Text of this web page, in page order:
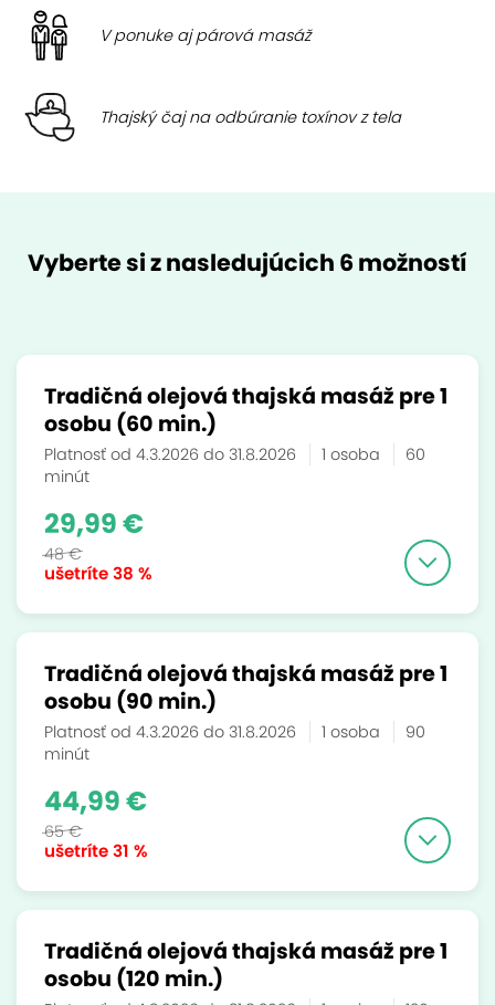
V ponuke aj párová masáž
Thajský čaj na odbúranie toxínov z tela
Vyberte si z nasledujúcich 6 možností
Tradičná olejová thajská masáž pre 1
osobu (60 min.)
Platnosť od 4.3.2026 do 31.8.2026 1 osoba
60
minút
ušetríte38 %
29,99 €
48 €
Tradičná olejová thajská masáž pre 1
osobu (90 min.)
Platnosť od 4.3.2026 do 31.8.2026 1 osoba
90
minút
ušetríte31 %
44,99 €
65 €
Tradičná olejová thajská masáž pre 1
osobu (120 min.)